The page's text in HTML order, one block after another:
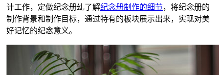
计工作，定做纪念册乣了解纪念册制作的细节，将纪念册的
制作背景和制作目标，通过特有的板块展示出来，实现对美
好记忆的纪念意义。